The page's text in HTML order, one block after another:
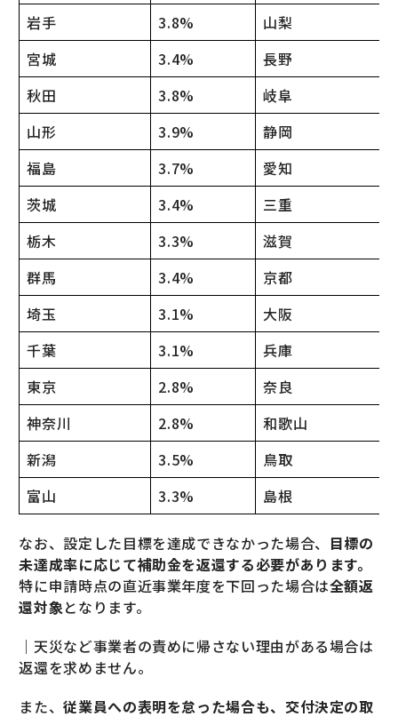
岩手 3.8% 山梨
宮城
3.4% 長野
秋田
3.8% 岐阜
山形
3.9% 静岡
福島
3.7% 愛知
茨城
3.4% 三重
栃木
3.3% 滋賀
群馬
3.4% 京都
埼玉
3.1% 大阪
千葉
3.1% 兵庫
東京
2.8% 奈良
神奈川
2.8% 和歌山
新潟
3.5% 鳥取
富山
3.3% 島根
なお、設定した目標を達成できなかった場合、 目標の
未達成率に応じて補助金を返還する必要があります。
特に申請時点の直近事業年度を下回った場合は全額返
還対象となります。
｜天災など事業者の責めに帰さない理由がある場合は
返還を求めません。
また、従業員への表明を怠った場合も、交付決定の取